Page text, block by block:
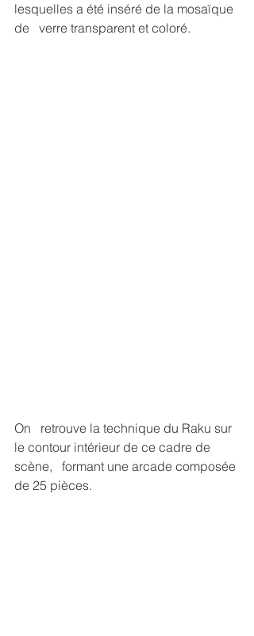
lesquelles a été inséré de la mosaïque
de   verre transparent et coloré.
On   retrouve la technique du Raku sur
le contour intérieur de ce cadre de
scène,   formant une arcade composée
de 25 pièces.